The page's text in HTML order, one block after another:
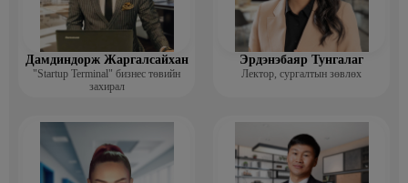
Дамдиндорж Жаргалсайхан
"Startup Terminal" бизнес төвийн
захирал
Эрдэнэбаяр Тунгалаг
Лектор, сургалтын зөвлөх